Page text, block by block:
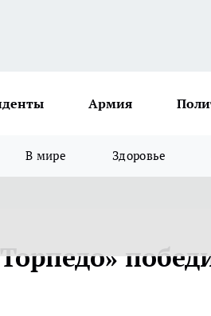
Армия
В мире Здоровье